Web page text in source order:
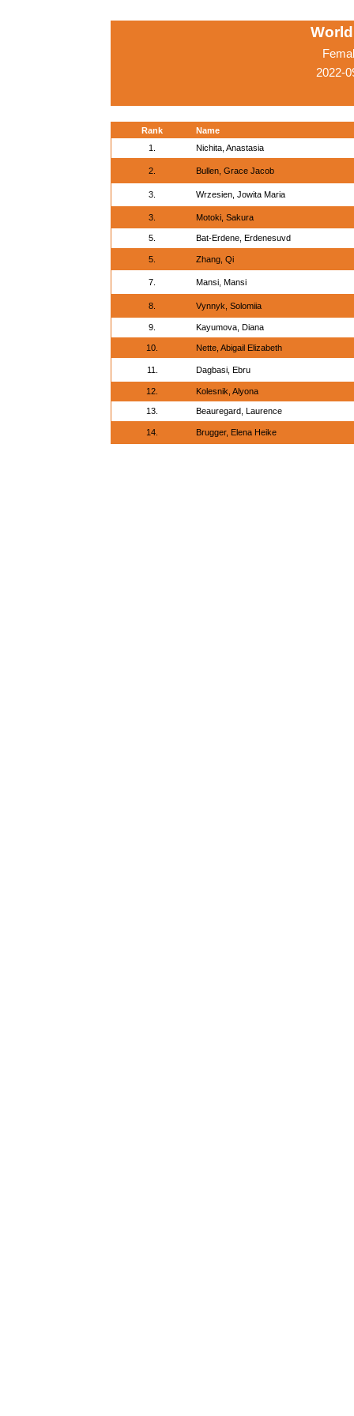
2022-
Rank
Name
1.
Nichita, Anastasia
2. Bullen, Grace Jacob
3. Wrzesien, Jowita Maria
3. Motoki, Sakura
5. Bat-Erdene, Erdenesuvd
5. Zhang, Qi
7. Mansi, Mansi
8. Vynnyk, Solomiia
9. Kayumova, Diana
10. Nette, Abigail Elizabeth
11. Dagbasi, Ebru
12. Kolesnik, Alyona
13. Beauregard, Laurence
14. Brugger, Elena Heike